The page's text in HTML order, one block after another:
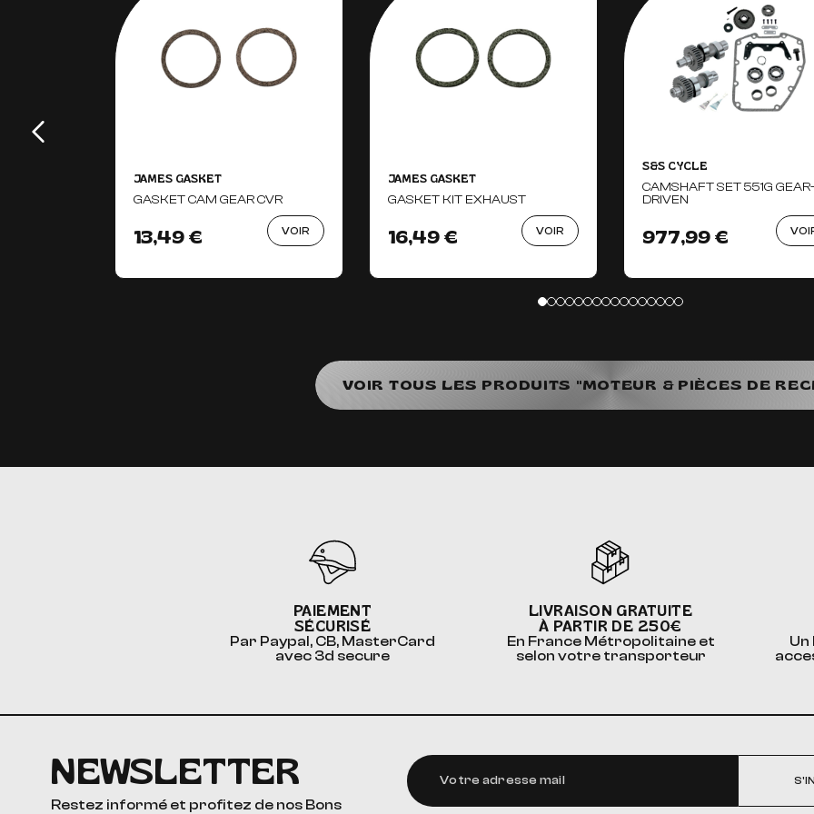
JAMES GASKET
GASKET CAM GEAR CVR
13,49 € VOIR
JAMES GASKET
GASKET KIT EXHAUST
16,49 € VOIR
S&S CYCLE
CAMSHAFT SET 551G GEAR-
DRIVEN
977,99 €
VOIR TOUS LES PRODUITS "MOTEUR & PIÈCES DE
PAIEMENT
SÉCURISÉ
Par Paypal, CB, MasterCard
avec 3d secure
LIVRAISON GRATUITE
À PARTIR DE 250€
En France Métropolitaine et
selon votre transporteur
NEWSLETTER
Restez informé et profitez de nos Bons